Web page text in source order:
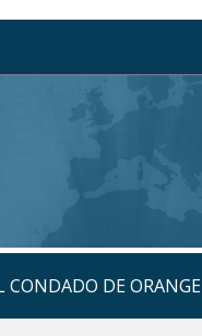
CONDADO DE ORANGE